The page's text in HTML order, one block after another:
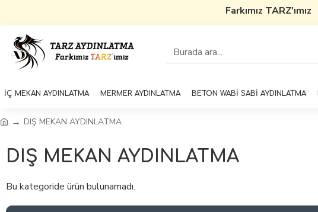
Farkımız TARZ'ımız
İÇ MEKAN AYDINLATMA MERMER AYDINLATMA BETON WABİ SABİ AYDINLATMA
DIŞ MEKAN AYDINLATMA
DIŞ MEKAN AYDINLATMA
Bu kategoride ürün bulunamadı.